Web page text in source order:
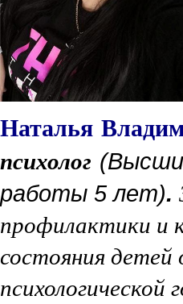
Наталья
психолог
работы 5 лет).
профилактики и
состояния